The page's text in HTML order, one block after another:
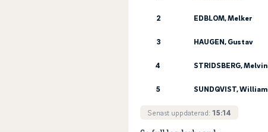
2 EDBLOM, Melker
3 HAUGEN, Gustav
4 STRIDSBERG, Melvin
5 SUNDQVIST, William
Senast uppdaterad: 15:14